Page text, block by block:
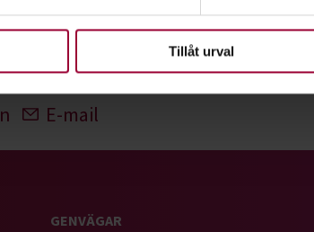
som möjligt använder vi kakor
Tillåt urval
E-mail
GENVÄGAR